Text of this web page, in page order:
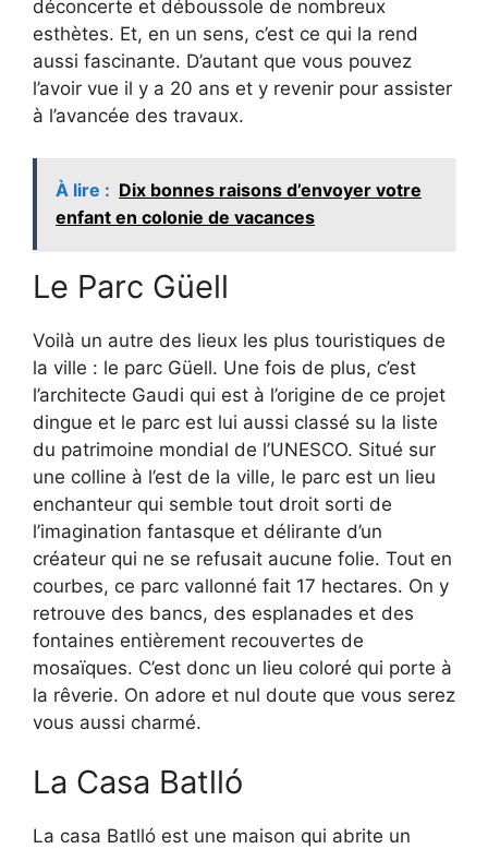
déconcerte et déboussole de nombreux
esthètes. Et, en un sens, c’est ce qui la rend
aussi fascinante. D’autant que vous pouvez
l’avoir vue il y a 20 ans et y revenir pour assister
à l’avancée des travaux.
À lire : Dix bonnes raisons d’envoyer votre
enfant en colonie de vacances
Le Parc Güell
Voilà un autre des lieux les plus touristiques de
la ville : le parc Güell. Une fois de plus, c’est
l’architecte Gaudi qui est à l’origine de ce projet
dingue et le parc est lui aussi classé su la liste
du patrimoine mondial de l’UNESCO. Situé sur
une colline à l’est de la ville, le parc est un lieu
enchanteur qui semble tout droit sorti de
l’imagination fantasque et délirante d’un
créateur qui ne se refusait aucune folie. Tout en
courbes, ce parc vallonné fait 17 hectares. On y
retrouve des bancs, des esplanades et des
fontaines entièrement recouvertes de
mosaïques. C’est donc un lieu coloré qui porte à
la rêverie. On adore et nul doute que vous serez
vous aussi charmé.
La Casa Batlló
La casa Batlló est une maison qui abrite un